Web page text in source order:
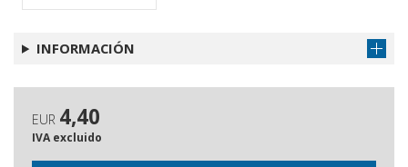
La Nazione genovese in Sicilia e il
Sofonisba Anguissola ed Orazio Lomellino : pittura,
Un personaggio in cerca d'autore
INFORMACIÓN
EUR 4,40
IVA excluido